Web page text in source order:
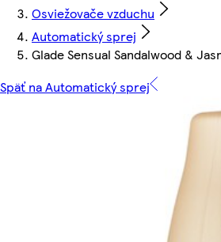
Osviežovače vzduchu
Automatický sprej
Glade Sensual Sandalwood &
Späť na Automatický sprej